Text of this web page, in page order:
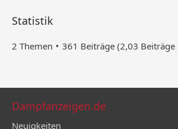
Statistik
2 Themen 361 Beiträge (2,03 Beiträge
Dampfanzeigen.de
Neuigkeiten